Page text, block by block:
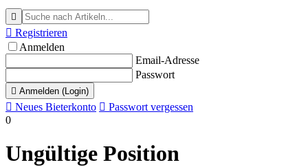

 Registrieren
Anmelden
Email-Adresse
Passwort
 Anmelden (Login)
 Neues Bieterkonto  Passwort vergessen
0
Ungültige Position